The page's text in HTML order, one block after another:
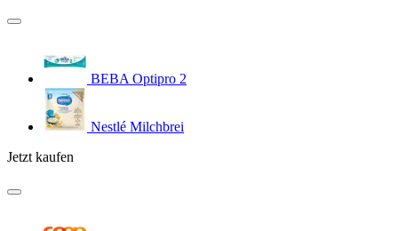
BEBA Optipro 2
Nestlé Milchbrei
Jetzt kaufen